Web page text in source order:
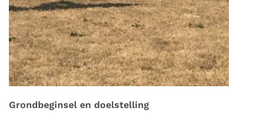
Grondbeginsel en doelstelling